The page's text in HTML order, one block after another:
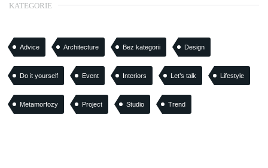
KATEGORIE
Advice Architecture Bez kategorii Design
Do it yourself Event Interiors Let’s talk Lifestyle
Metamorfozy Project Studio Trend